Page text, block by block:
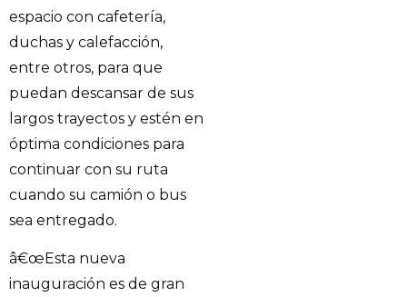
espacio con cafetería,
duchas y calefacción,
entre otros, para que
puedan descansar de sus
largos trayectos y estén en
óptima condiciones para
continuar con su ruta
cuando su camión o bus
sea entregado.
â€œEsta nueva
inauguración es de gran